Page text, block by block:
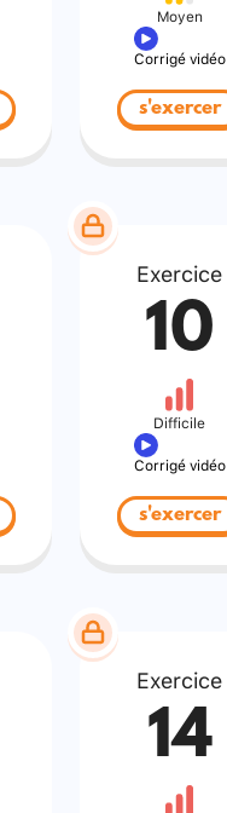
Moyen
Corrigé vidéo
s'exercer
Exercice
10
Difficile
Corrigé vidéo
s'exercer
Exercice
14